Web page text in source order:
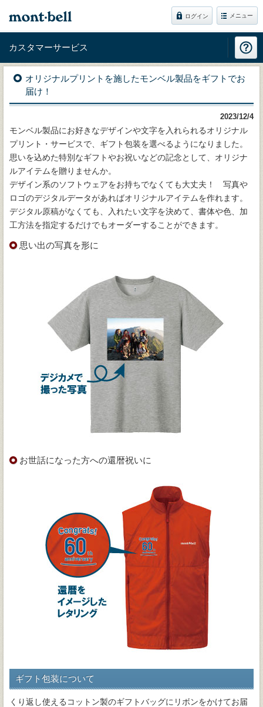
ログイン メニュー
カスタマーサービス
オリジナルプリントを施したモンベル製品をギフトでお
届け！
2023/12/4
モンベル製品にお好きなデザインや文字を入れられるオリジナル
プリント・サービスで、ギフト包装を選べるようになりました。
思いを込めた特別なギフトやお祝いなどの記念として、オリジナ
ルアイテムを贈りませんか。
デザイン系のソフトウェアをお持ちでなくても大丈夫！ 写真や
ロゴのデジタルデータがあればオリジナルアイテムを作れます。
デジタル原稿がなくても、入れたい文字を決めて、書体や色、加
工方法を指定するだけでもオーダーすることができます。
思い出の写真を形に
お世話になった方への還暦祝いに
ギフト包装について
くり返し使えるコットン製のギフトバッグにリボンをかけてお届